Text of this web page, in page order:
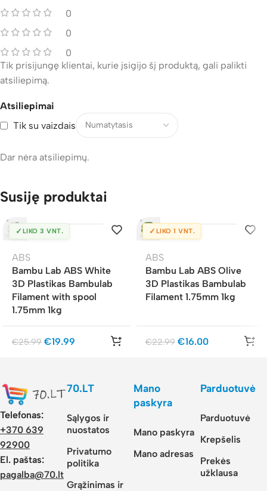
0
0
0
Atsiliepimai
Tik su vaizdais
Dar nėra atsiliepimų.
Tik prisijungę klientai, kurie įsigijo šį produktą, gali palikti
atsiliepimą.
Susiję produktai
✓ LIKO 3 VNT.
ABS
Bambu Lab ABS White
3D Plastikas Bambulab
Filament with spool
1.75mm 1kg
€25.99 €19.99
✓ LIKO 1 VNT.
ABS
Bambu Lab ABS Olive
3D Plastikas Bambulab
Filament 1.75mm 1kg
€22.99 €16.00
Telefonas:
+370 639
92900
El. paštas:
pagalba@70.lt
70.LT
Sąlygos ir
nuostatos
Privatumo
politika
Grąžinimas ir
Mano
paskyra
Mano paskyra
Mano adresas
Parduotuvė
Parduotuvė
Krepšelis
Prekės
užklausa